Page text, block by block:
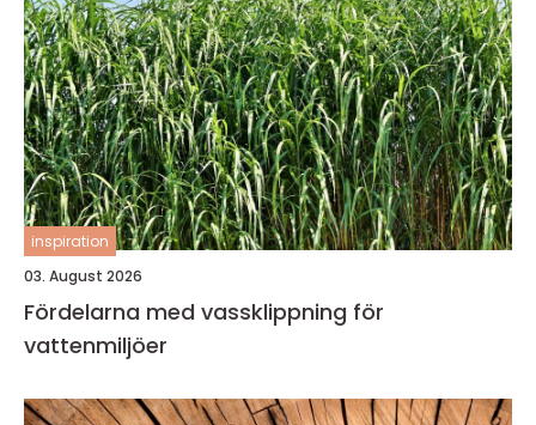
inspiration
03. August 2026
Fördelarna med vassklippning för
vattenmiljöer